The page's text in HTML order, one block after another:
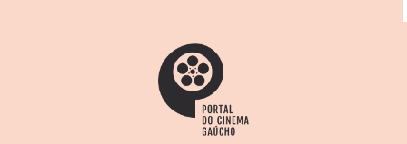
diversos outros filmes populares – entre eles, cinco com
Os Trapalhões – também é o montador de
O diretor Pereira Dias (Vanoly Pereira Dias) nasce em